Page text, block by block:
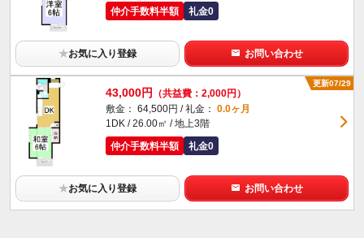
仲介手数料半額
礼金0
★お気に入り登録 お問い合わせ
更新07/29
43,000円
（共益費：2,000円）
敷金： 64,500円 / 礼金： 0.0ヶ月
1DK / 26.00㎡ / 地上3階
仲介手数料半額
礼金0
★お気に入り登録 お問い合わせ